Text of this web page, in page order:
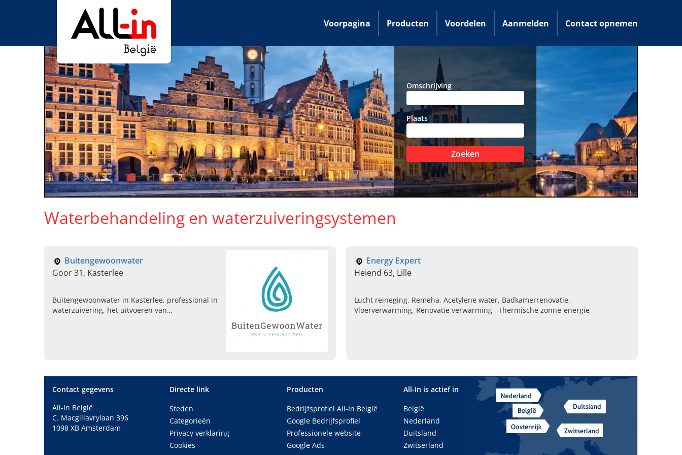
Voorpagina Producten Voordelen Aanmelden Contact opnemen
Omschrijving
Plaats
Zoeken
Waterbehandeling en waterzuiveringsystemen
Buitengewoonwater
Goor 31, Kasterlee
Buitengewoonwater in Kasterlee, professional in
waterzuivering, het uitvoeren van
Energy Expert
Heiend 63, Lille
Lucht reineging, Remeha, Acetylene water, Badkamerrenovatie,
Vloerverwarming, Renovatie verwarming , Thermische zonne-energie
Contact gegevens
All-In België
C. Macgillavrylaan 396
1098 XB Amsterdam
Directe link
Steden
Categorieën
Privacy verklaring
Cookies
Producten
Bedrijfsprofiel All-In België
Google Bedrijfsprofiel
Professionele website
Google Ads
All-In is actief in
België
Nederland
Duitsland
Zwitserland